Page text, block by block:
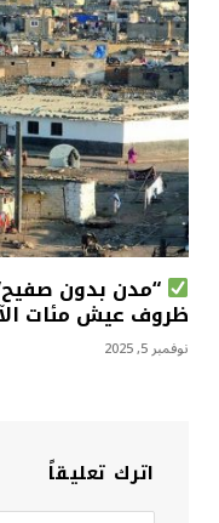
“مدن بدون
ظروف عيش مئات
نوفمبر 5, 2025
اترك تعليقاً